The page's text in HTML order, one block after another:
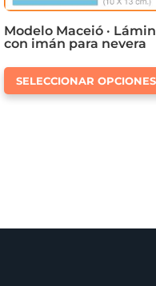
Modelo Maceió ·
con imán para nevera
SELECCIONAR OPCIONES